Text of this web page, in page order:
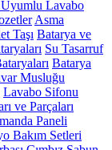
Lavabo
Asma
Taşı Batarya ve
Su Tasarruf
Batarya
Musluğu
Lavabo Sifonu
ve Parçaları
Paneli
Bakım Setleri